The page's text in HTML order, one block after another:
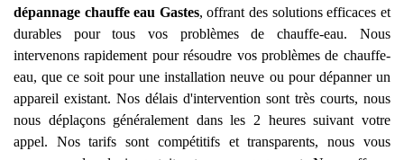
dépannage chauffe eau Gastes, offrant des solutions efficaces et
durables pour tous vos problèmes de chauffe-eau. Nous
intervenons rapidement pour résoudre vos problèmes de chauffe-
eau, que ce soit pour une installation neuve ou pour dépanner un
appareil existant. Nos délais d'intervention sont très courts, nous
nous déplaçons généralement dans les 2 heures suivant votre
appel. Nos tarifs sont compétitifs et transparents, nous vous